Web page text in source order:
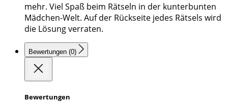
mehr. Viel Spaß beim Rätseln in der kunterbunten
Mädchen-Welt. Auf der Rückseite jedes Rätsels wird
die Lösung verraten.
Bewertungen (0)
Bewertungen